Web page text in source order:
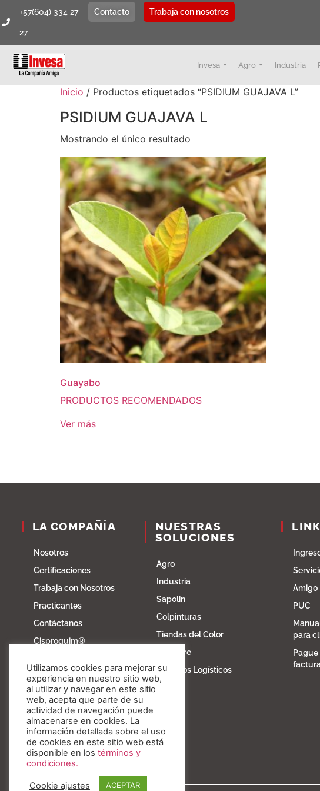
+57(604) 334 27
27
Contacto Trabaja con nosotros
Invesa Agro Industria
Inicio / Productos etiquetados “PSIDIUM GUAJAVA L”
PSIDIUM GUAJAVA L
Mostrando el único resultado
Guayabo
PRODUCTOS RECOMENDADOS
Ver más
LA COMPAÑÍA
Nosotros
Certificaciones
Trabaja con Nosotros
Practicantes
Contáctanos
Cisproquim®
Blog
Fundación Invesa
Nuestros valores
NUESTRAS
SOLUCIONES
Agro
Industria
Sapolin
Colpinturas
Tiendas del Color
Fibratore
Servicios Logísticos
Amigo
PUC
para
factura
Utilizamos cookies para mejorar su
experiencia en nuestro sitio web,
al utilizar y navegar en este sitio
web, acepta que parte de su
actividad de navegación puede
almacenarse en cookies. La
información detallada sobre el uso
de cookies en este sitio web está
disponible en los términos y
condiciones.
Cookie ajustes ACEPTAR